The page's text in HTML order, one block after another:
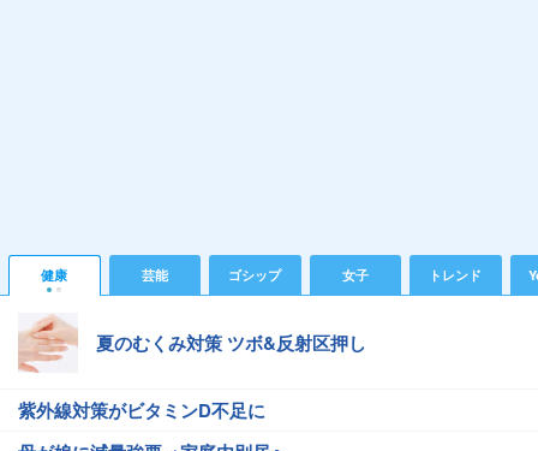
健康 芸能 ゴシップ 女子 トレンド
夏のむくみ対策 ツボ&反射区押し
紫外線対策がビタミンD不足に